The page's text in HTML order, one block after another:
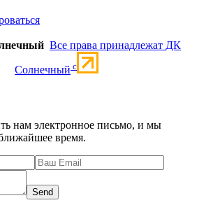
Все права принадлежат ДК
Солнечный c
нам электронное письмо, и мы
время.
Send